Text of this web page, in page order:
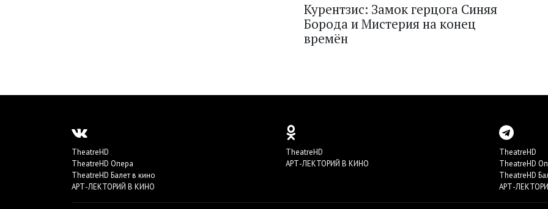
Курентзис: Замок герцога Синяя
Борода и Мистерия на конец
времён
TheatreHD
TheatreHD Опера
TheatreHD Балет в кино
АРТ-ЛЕКТОРИЙ В КИНО
TheatreHD
АРТ-ЛЕКТОРИЙ В КИНО
TheatreHD
TheatreHD
TheatreHD
АРТ-